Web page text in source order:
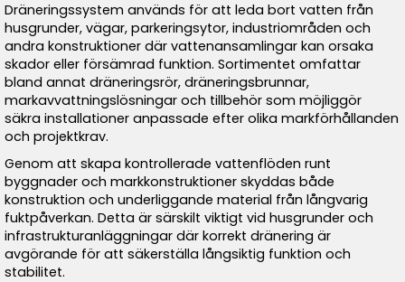
Dräneringssystem används för att leda bort vatten från
husgrunder, vägar, parkeringsytor, industriområden och
andra konstruktioner där vattenansamlingar kan orsaka
skador eller försämrad funktion. Sortimentet omfattar
bland annat dräneringsrör, dräneringsbrunnar,
markavvattningslösningar och tillbehör som möjliggör
säkra installationer anpassade efter olika markförhållanden
och projektkrav.
Genom att skapa kontrollerade vattenflöden runt
byggnader och markkonstruktioner skyddas både
konstruktion och underliggande material från långvarig
fuktpåverkan. Detta är särskilt viktigt vid husgrunder och
infrastrukturanläggningar där korrekt dränering är
avgörande för att säkerställa långsiktig funktion och
stabilitet.